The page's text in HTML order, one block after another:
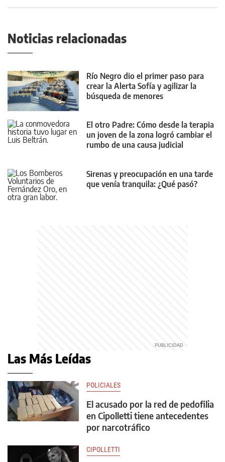
Noticias relacionadas
Río Negro dio el primer paso para
crear la Alerta Sofía y agilizar la
búsqueda de menores
El otro Padre: Cómo desde la terapia
un joven de la zona logró cambiar el
rumbo de una causa judicial
Sirenas y preocupación en una tarde
que venía tranquila: ¿Qué pasó?
Las Más Leídas
POLICIALES
El acusado por la red de pedofilia
en Cipolletti tiene antecedentes
por narcotráfico
CIPOLLETTI